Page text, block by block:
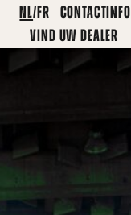
NL FR CONTACTINFO
VIND UW DEALER